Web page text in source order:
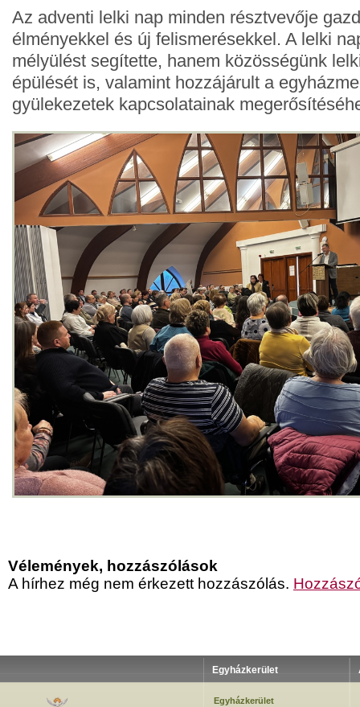
Az adventi lelki nap minden résztvevője
élményekkel és új felismerésekkel. A lelki
mélyülést segítette, hanem közösségünk
épülését is, valamint hozzájárult a
gyülekezetek kapcsolatainak
Vélemények, hozzászólások
A hírhez még nem érkezett hozzászólás.
Egyházkerület
Egyházkerület